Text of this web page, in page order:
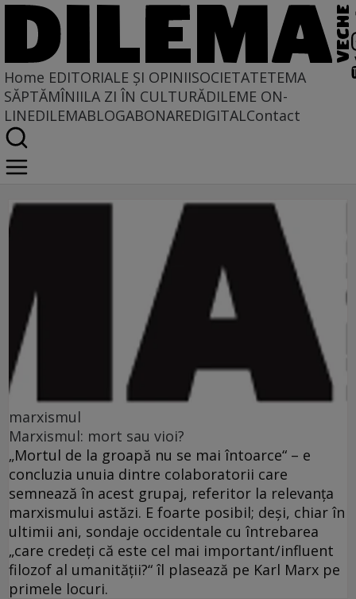
Home EDITORIALE ȘI OPINIISOCIETATETEMA
SĂPTĂMÎNIILA ZI ÎN CULTURĂDILEME ON-
LINEDILEMABLOGABONAREDIGITALContact
marxismul
marxismul
Marxismul: mort sau vioi?
„Mortul de la groapă nu se mai întoarce“ – e
concluzia unuia dintre colaboratorii care
semnează în acest grupaj, referitor la relevanţa
marxismului astăzi. E foarte posibil; deşi, chiar în
ultimii ani, sondaje occidentale cu întrebarea
„care credeţi că este cel mai important/influent
filozof al umanităţii?“ îl plasează pe Karl Marx pe
primele locuri.